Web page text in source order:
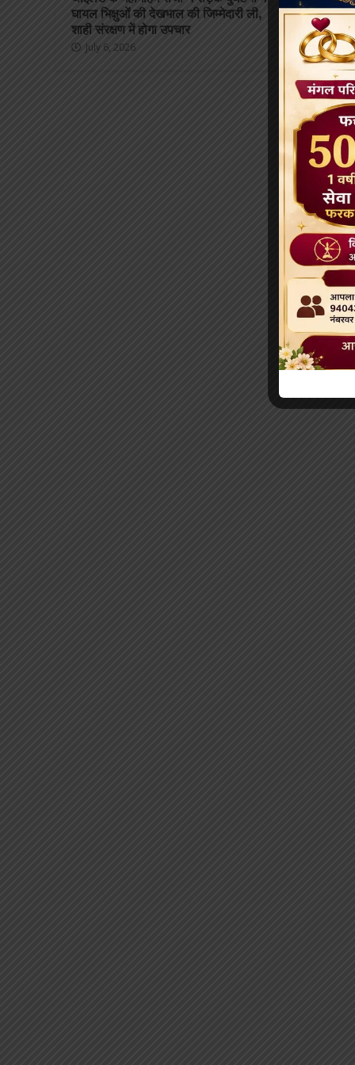
घायल भिक्षुओं की देखभाल की जिम्मेदारी ली,
शाही संरक्षण में होगा उपचार
July 6, 2026
और वरिष्ठ
June 8, 2026